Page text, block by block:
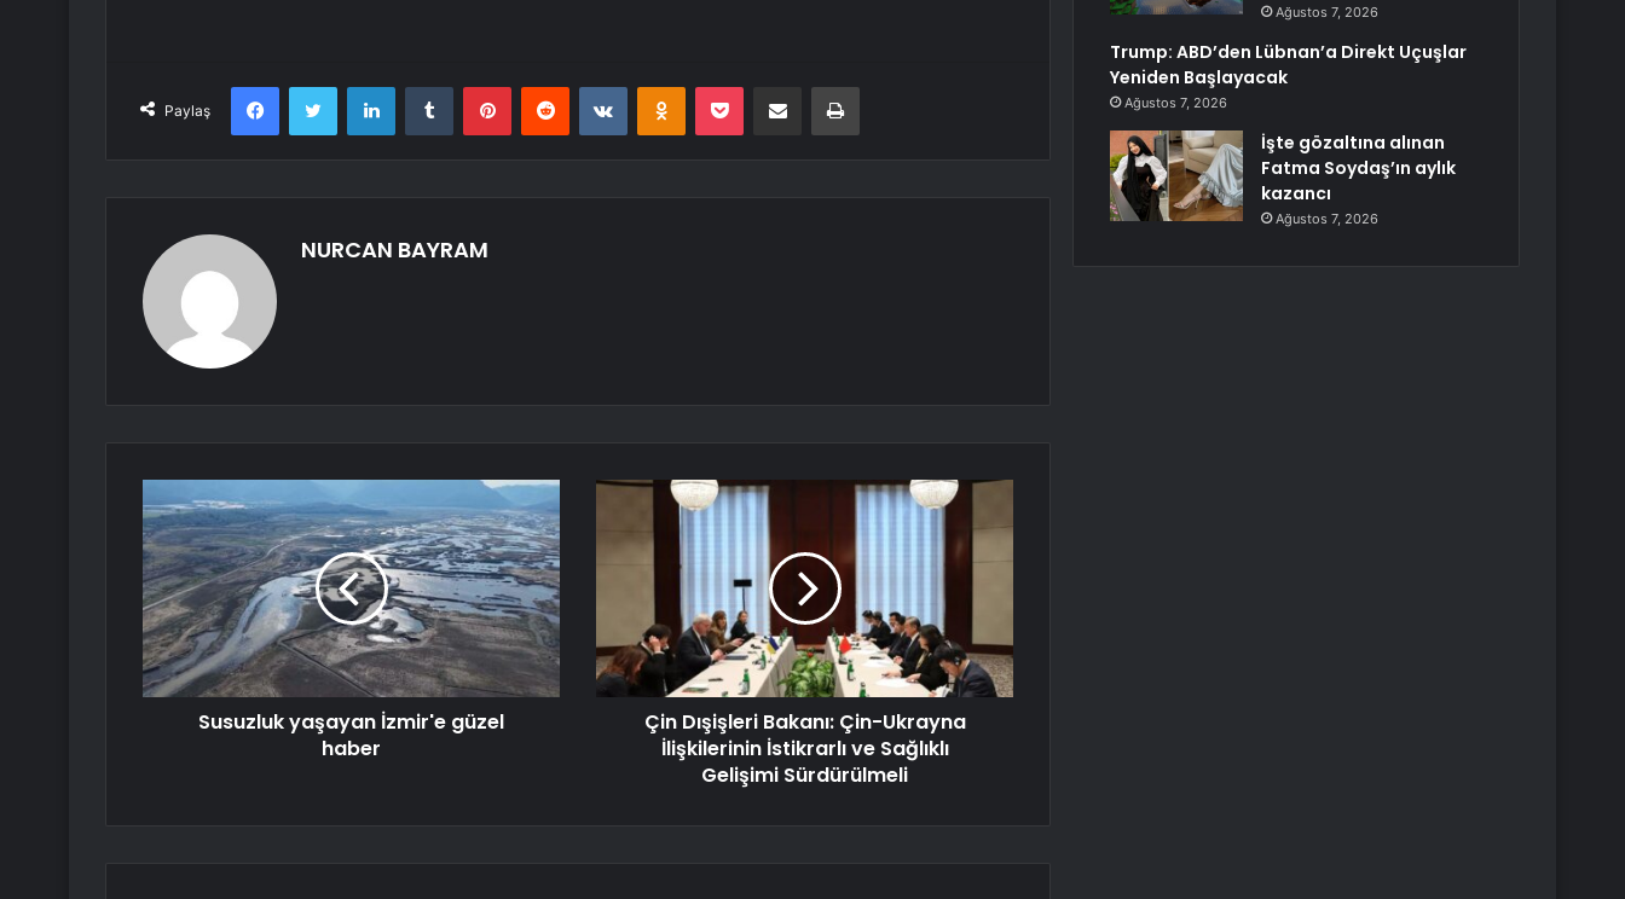
Paylaş
FacebookTwitter LinkedInTumblr PinterestReddit VKontakteOdnoklassniki
Pocket E-Posta ile paylaş Yazdır
NURCAN BAYRAM
Susuzluk yaşayan İzmir'e güzel
haber
Çin Dışişleri Bakanı: Çin-Ukrayna
İlişkilerinin İstikrarlı ve Sağlıklı
Gelişimi Sürdürülmeli
Ağustos 7, 2026
Trump: ABD’den Lübnan’a Direkt Uçuşlar
Yeniden Başlayacak
Ağustos 7, 2026
İşte gözaltına alınan
Fatma Soydaş’ın aylık
kazancı
Ağustos 7, 2026